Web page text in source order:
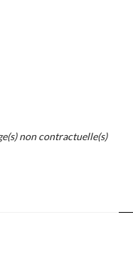
non contractuelle(s)